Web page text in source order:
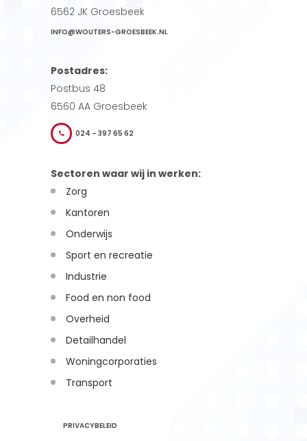
6562 JK Groesbeek
INFO@WOUTERS-GROESBEEK.NL
Postadres:
Postbus 48
6560 AA Groesbeek
024 – 397 65 62
Sectoren waar wij in werken:
Zorg
Kantoren
Onderwijs
Sport en recreatie
Industrie
Food en non food
Overheid
Detailhandel
Woningcorporaties
Transport
PRIVACYBELEID